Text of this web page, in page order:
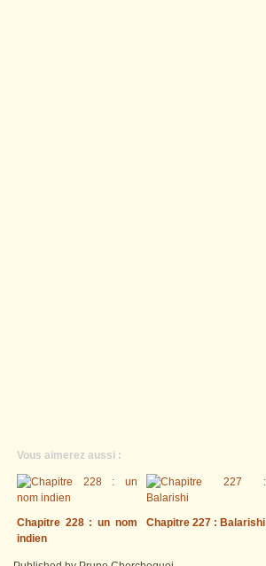
Vous aimerez aussi :
Chapitre 228 : un nom
indien
Chapitre 227 : Balarishi